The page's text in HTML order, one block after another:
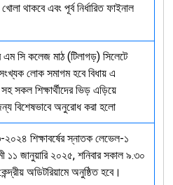
থাকবে এবং পূর্ব নির্ধারিত ফাইনাল
সি কলেজ মাঠ (টিলাগড়) সিলেটে
লোক সমাগম হবে বিধায় এ
সকল শিক্ষার্থীদের ভিড় এড়িয়ে
বিশেষভাবে অনুরোধ করা হলো
২০২৪ শিক্ষাবর্ষের স্নাতক লেভেল-১
১১ জানুয়ারি ২০২৫, শনিবার সকাল ৯.৩০
অডিটরিয়ামে অনুষ্ঠিত হবে।